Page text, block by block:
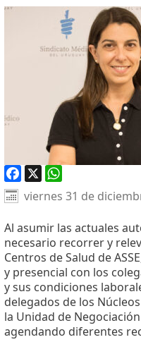
Facebook
X WhatsApp
viernes 31 de
Al asumir las actuales
necesario recorrer y
Centros de Salud de
y presencial con los
y sus condiciones
delegados de los
la Unidad de
agendando diferentes